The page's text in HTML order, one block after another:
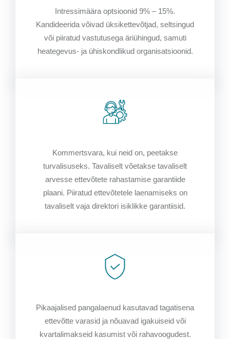
Intressimäära optsioonid 9% – 15%.
Kandideerida võivad üksikettevõtjad, seltsingud
või piiratud vastutusega äriühingud, samuti
heategevus- ja ühiskondlikud organisatsioonid.
Kommertsvara, kui neid on, peetakse
turvalisuseks. Tavaliselt võetakse tavaliselt
arvesse ettevõtete rahastamise garantiide
plaani. Piiratud ettevõtetele laenamiseks on
tavaliselt vaja direktori isiklikke garantiisid.
Pikaajalised pangalaenud kasutavad tagatisena
ettevõtte varasid ja nõuavad igakuiseid või
kvartalimakseid kasumist või rahavoogudest.